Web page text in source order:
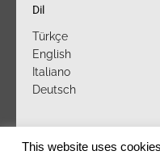
Dil
Türkçe
English
Italiano
Deutsch
This website uses